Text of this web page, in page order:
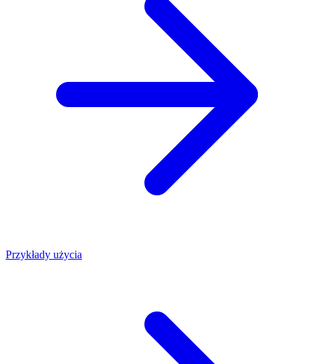
Przykłady użycia